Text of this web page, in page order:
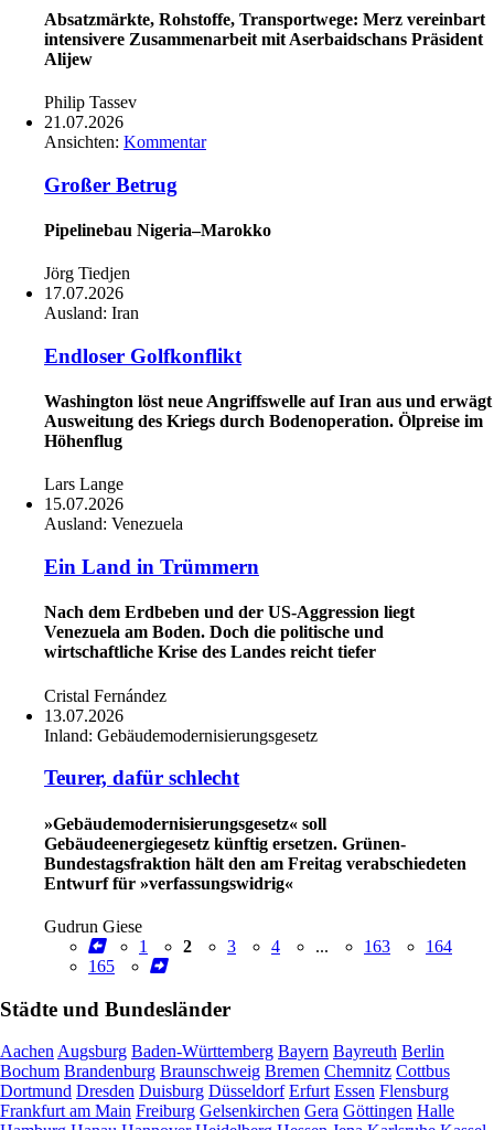
Absatzmärkte, Rohstoffe, Transportwege: Merz vereinbart
intensivere Zusammenarbeit mit Aserbaidschans Präsident
Alijew
Philip Tassev
21.07.2026
Ansichten: Kommentar
Großer Betrug
Pipelinebau Nigeria–Marokko
Jörg Tiedjen
17.07.2026
Ausland: Iran
Endloser Golfkonflikt
Washington löst neue Angriffswelle auf Iran aus und erwägt
Ausweitung des Kriegs durch Bodenoperation. Ölpreise im
Höhenflug
Lars Lange
15.07.2026
Ausland: Venezuela
Ein Land in Trümmern
Nach dem Erdbeben und der US-Aggression liegt
Venezuela am Boden. Doch die politische und
wirtschaftliche Krise des Landes reicht tiefer
Cristal Fernández
13.07.2026
Inland: Gebäudemodernisierungsgesetz
Teurer, dafür schlecht
»Gebäudemodernisierungsgesetz« soll
Gebäudeenergiegesetz künftig ersetzen. Grünen-
Bundestagsfraktion hält den am Freitag verabschiedeten
Entwurf für »verfassungswidrig«
Gudrun Giese
1
2 3 4 ... 163
164
165
Städte und Bundesländer
Aachen Augsburg Baden-Württemberg Bayern Bayreuth Berlin
Bochum Brandenburg Braunschweig Bremen Chemnitz Cottbus
Dortmund Dresden Duisburg Düsseldorf Erfurt Essen Flensburg
Frankfurt am Main Freiburg Gelsenkirchen Gera Göttingen Halle